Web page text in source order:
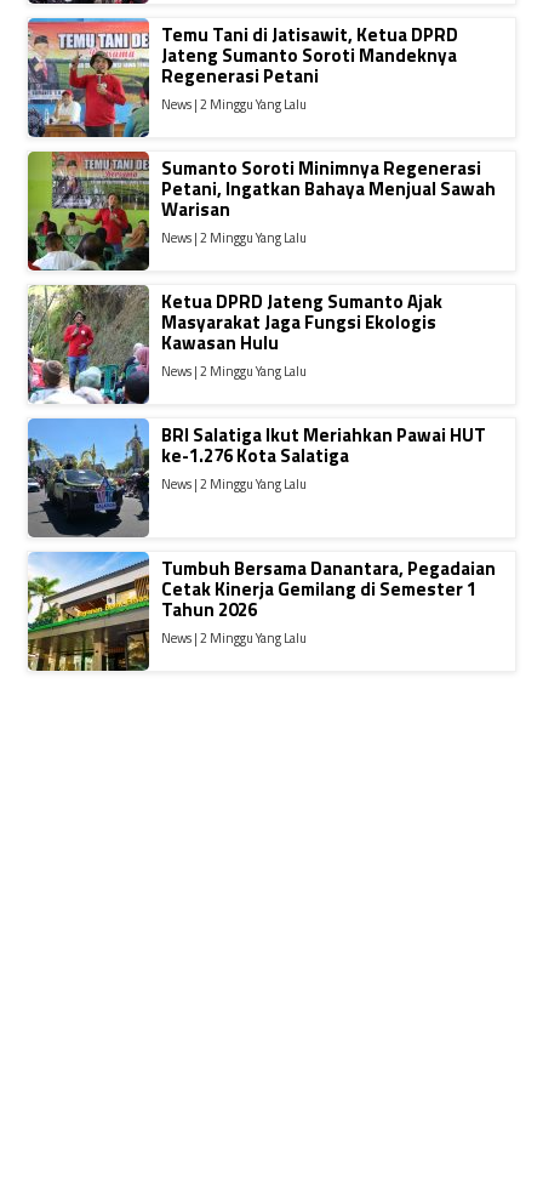
Temu Tani di Jatisawit, Ketua DPRD
Jateng Sumanto Soroti Mandeknya
Regenerasi Petani
News | 2 Minggu Yang Lalu
Sumanto Soroti Minimnya Regenerasi
Petani, Ingatkan Bahaya Menjual Sawah
Warisan
News | 2 Minggu Yang Lalu
Ketua DPRD Jateng Sumanto Ajak
Masyarakat Jaga Fungsi Ekologis
Kawasan Hulu
News | 2 Minggu Yang Lalu
BRI Salatiga Ikut Meriahkan Pawai HUT
ke-1.276 Kota Salatiga
News | 2 Minggu Yang Lalu
Tumbuh Bersama Danantara, Pegadaian
Cetak Kinerja Gemilang di Semester 1
Tahun 2026
News | 2 Minggu Yang Lalu